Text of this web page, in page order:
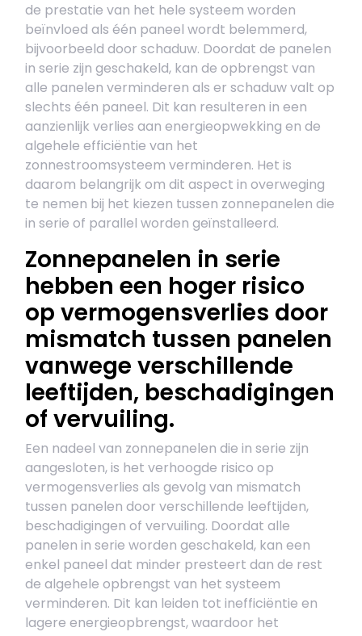
de prestatie van het hele systeem worden
beïnvloed als één paneel wordt belemmerd,
bijvoorbeeld door schaduw. Doordat de panelen
in serie zijn geschakeld, kan de opbrengst van
alle panelen verminderen als er schaduw valt op
slechts één paneel. Dit kan resulteren in een
aanzienlijk verlies aan energieopwekking en de
algehele efficiëntie van het
zonnestroomsysteem verminderen. Het is
daarom belangrijk om dit aspect in overweging
te nemen bij het kiezen tussen zonnepanelen die
in serie of parallel worden geïnstalleerd.
Zonnepanelen in serie
hebben een hoger risico
op vermogensverlies door
mismatch tussen panelen
vanwege verschillende
leeftijden, beschadigingen
of vervuiling.
Een nadeel van zonnepanelen die in serie zijn
aangesloten, is het verhoogde risico op
vermogensverlies als gevolg van mismatch
tussen panelen door verschillende leeftijden,
beschadigingen of vervuiling. Doordat alle
panelen in serie worden geschakeld, kan een
enkel paneel dat minder presteert dan de rest
de algehele opbrengst van het systeem
verminderen. Dit kan leiden tot inefficiëntie en
lagere energieopbrengst, waardoor het